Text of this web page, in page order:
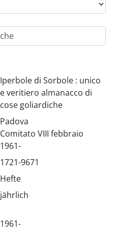
Iperbole di Sorbole : unico
e veritiero almanacco di
cose goliardiche
Padova
Comitato VIII febbraio
1961-
1721-9671
Hefte
jährlich
1961-